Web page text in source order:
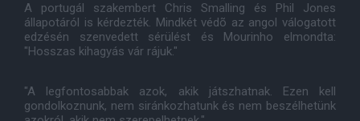
A portugál szakembert Chris Smalling és Phil Jones
állapotáról is kérdezték. Mindkét védõ az angol válogatott
edzésén szenvedett sérülést és Mourinho elmondta:
"Hosszas kihagyás vár rájuk."
"A legfontosabbak azok, akik játszhatnak. Ezen kell
gondolkoznunk, nem siránkozhatunk és nem beszélhetünk